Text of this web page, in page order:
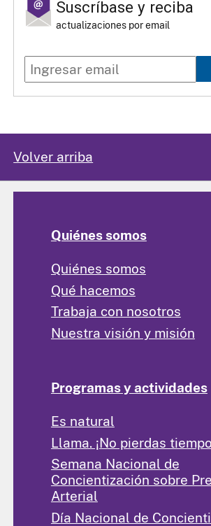
Suscríbase y reciba
actualizaciones por email
Volver arriba
Quiénes somos
Quiénes somos
Qué hacemos
Trabaja con nosotros
Nuestra visión y misión
Programas y actividades
Es natural
Llama. ¡No pierdas
Semana Nacional de
Concientización sobre
Arterial
Día Nacional de